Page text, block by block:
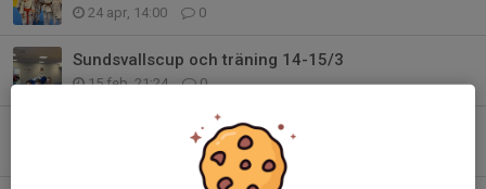
24 apr, 14:00 0
Sundsvallscup och träning 14-15/3
15 feb, 21:24 0
ÄNDRAD DAG!!! Träning SÖNDAG 1/3
0